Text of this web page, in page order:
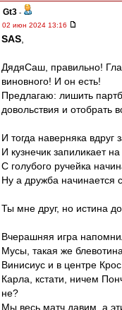
Gt3 -
02 июн 2024 13:16
SAS
ДядяСаш, правильно!
виновного! И он есть!
Предлагаю: лишить
довольствия и отобрать
И тогда наверняка вдруг
И кузнечик запиликает на
С голубого ручейка
Ну а дружба начинается
Ты мне друг, но истина
Вчерашняя игра
Мусы, такая же
Винисиус и в центре
Карла, кстати, ничем
не?
Мы весь матч давим, а